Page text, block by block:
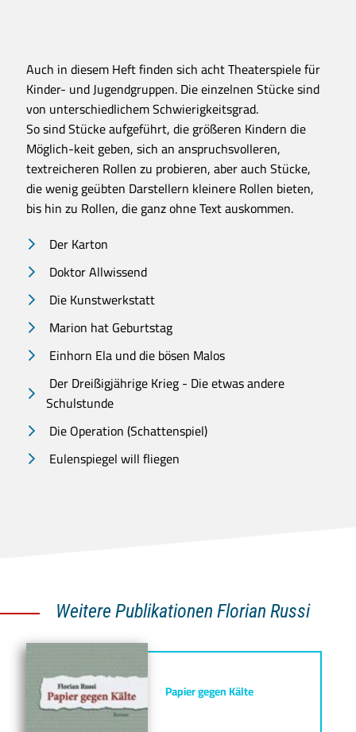
Auch in diesem Heft finden sich acht Theaterspiele für
Kinder- und Jugendgruppen. Die einzelnen Stücke sind
von unterschiedlichem Schwierigkeitsgrad.
So sind Stücke aufgeführt, die größeren Kindern die
Möglich-keit geben, sich an anspruchsvolleren,
textreicheren Rollen zu probieren, aber auch Stücke,
die wenig geübten Darstellern kleinere Rollen bieten,
bis hin zu Rollen, die ganz ohne Text auskommen.
Der Karton
Doktor Allwissend
Die Kunstwerkstatt
Marion hat Geburtstag
Einhorn Ela und die bösen Malos
Der Dreißigjährige Krieg - Die etwas andere
Schulstunde
Die Operation (Schattenspiel)
Eulenspiegel will fliegen
Weitere Publikationen Florian Russi
Papier gegen Kälte